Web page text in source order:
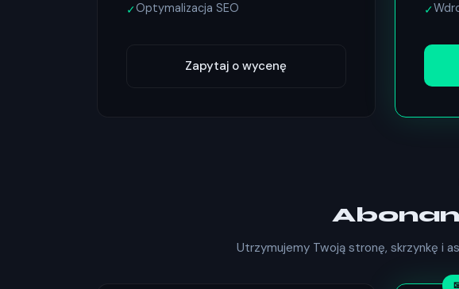
✓Optymalizacja SEO
Zapytaj o wycenę
✓
Utrzymujemy Twoją stronę, skrzynkę i